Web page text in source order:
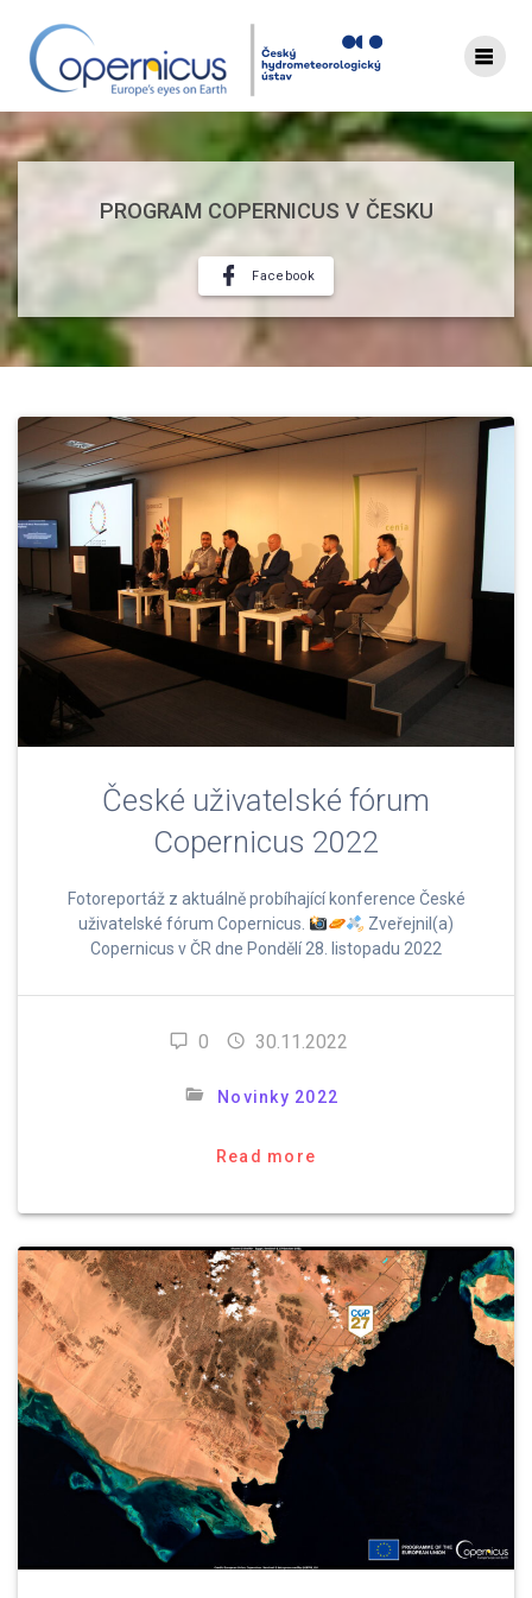
content
PROGRAM COPERNICUS V ČESKU
Facebook
České uživatelské fórum
Copernicus 2022
Fotoreportáž z aktuálně probíhající konference České
uživatelské fórum Copernicus.
Zveřejnil(a)
Copernicus v ČR dne Pondělí 28. listopadu 2022
0 30.11.2022
Novinky 2022
Read more